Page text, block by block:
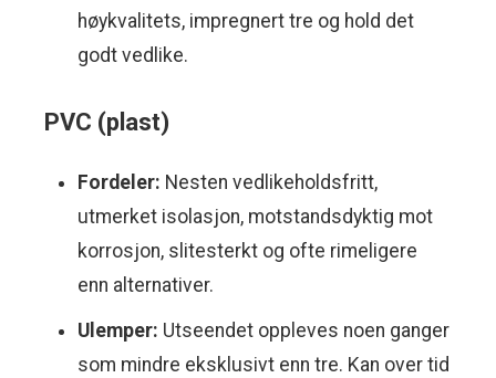
høykvalitets, impregnert tre og hold det
godt vedlike.
PVC (plast)
Fordeler: Nesten vedlikeholdsfritt,
utmerket isolasjon, motstandsdyktig mot
korrosjon, slitesterkt og ofte rimeligere
enn alternativer.
Ulemper: Utseendet oppleves noen ganger
som mindre eksklusivt enn tre. Kan over tid